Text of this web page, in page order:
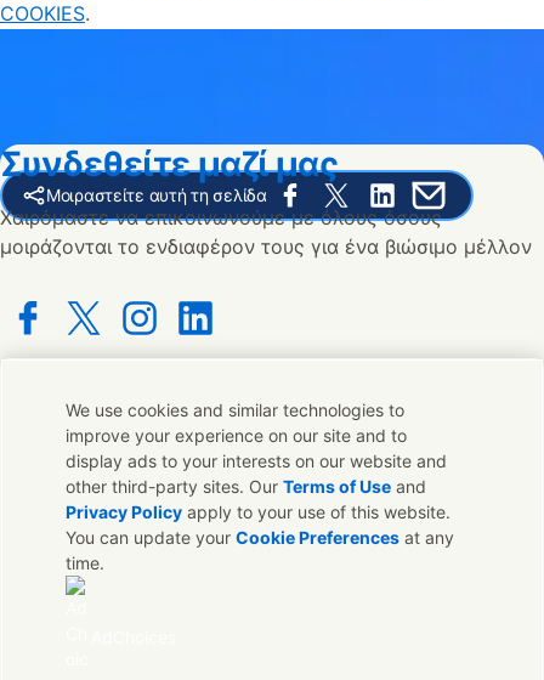
COOKIES.
Μοιραστείτε αυτή τη σελίδα
Share this page on Facebook
Share this page on X
Share this page on
Share this
Συνδεθείτε μαζί μας
Χαιρόμαστε να επικοινωνούμε με όλους όσους
μοιράζονται το ενδιαφέρον τους για ένα βιώσιμο μέλλον
with us on Facebook
Connect with us on X
Connect with us on Instagram
Connect with us on LinkedIn
Επικοινωνήστε μαζί μας
Επικοινωνήστε με την Unilever και τους ειδικούς μας ή
βρείτε τους κατάλληλους ανθρώπους σε όλο τον κοσμο.
Επικοινωνήστε μαζί μας
We use cookies and similar technologies to
improve your experience on our site and to
display ads to your interests on our website and
other third-party sites. OurTerms of Use and
Privacy Policy apply to your use of this website.
You can update yourCookie Preferences at any
time.